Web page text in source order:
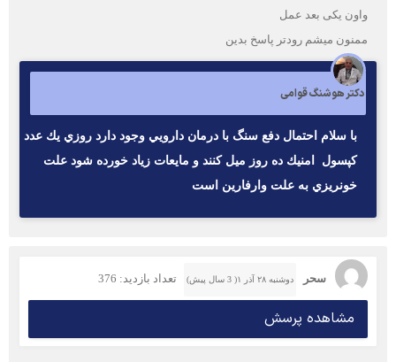
واون یکی بعد عمل
ممنون میشم رودتر پاسخ بدین
دکتر هوشنگ قوامی
با سلام احتمال دفع سنگ با درمان دارويي وجود دارد روزي يك عدد
كپسول امنيك ده روز ميل كنند و مايعات زياد خورده شود علت
خونريزي به علت وارفارين است
سحر دوشنبه ۲۸ آذر ۱( 3 سال پیش) تعداد بازدید: 376
مشاهده پرسش